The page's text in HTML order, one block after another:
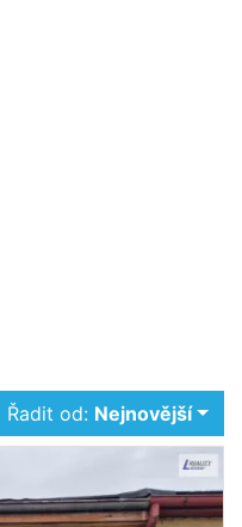
Řadit od: Nejnovější